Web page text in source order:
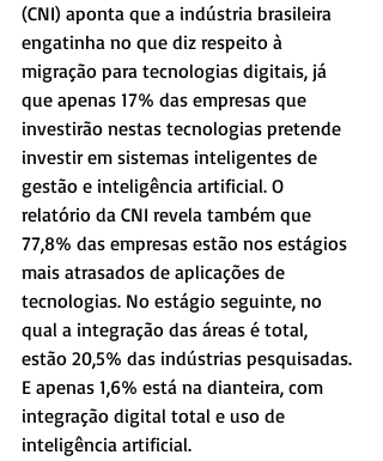
(CNI) aponta que a indústria brasileira
engatinha no que diz respeito à
migração para tecnologias digitais, já
que apenas 17% das empresas que
investirão nestas tecnologias pretende
investir em sistemas inteligentes de
gestão e inteligência artificial. O
relatório da CNI revela também que
77,8% das empresas estão nos estágios
mais atrasados de aplicações de
tecnologias. No estágio seguinte, no
qual a integração das áreas é total,
estão 20,5% das indústrias pesquisadas.
E apenas 1,6% está na dianteira, com
integração digital total e uso de
inteligência artificial.